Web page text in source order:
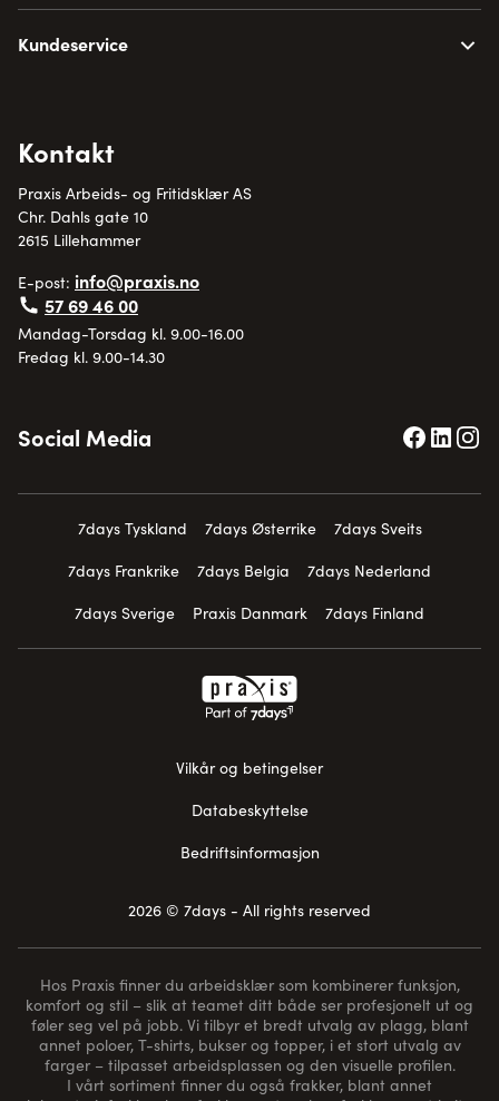
Kundeservice
Kontakt
Praxis Arbeids- og Fritidsklær AS
Chr. Dahls gate 10
2615 Lillehammer
E-post: info@praxis.no
57 69 46 00
Mandag-Torsdag kl. 9.00-16.00
Fredag kl. 9.00-14.30
Social Media
7days Tyskland 7days Østerrike
7days Sveits
7days Frankrike
7days Belgia
7days Nederland
7days Sverige
Praxis Danmark 7days Finland
Vilkår og betingelser
Databeskyttelse
Bedriftsinformasjon
2026 © 7days - All rights reserved
Hos Praxis finner du arbeidsklær som kombinerer funksjon,
komfort og stil – slik at teamet ditt både ser profesjonelt ut og
føler seg vel på jobb. Vi tilbyr et bredt utvalg av plagg, blant
annet poloer, T-shirts, bukser og topper, i et stort utvalg av
farger – tilpasset arbeidsplassen og den visuelle profilen.
I vårt sortiment finner du også frakker, blant annet